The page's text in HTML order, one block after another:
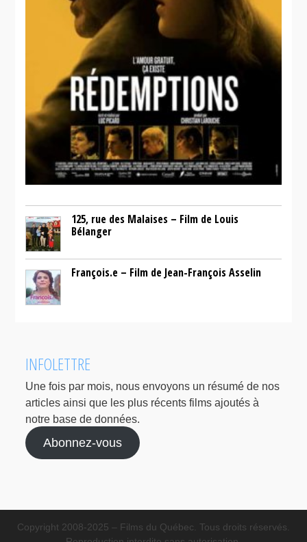
125, rue des Malaises – Film de Louis
Bélanger
François.e – Film de Jean-François Asselin
INFOLETTRE
Une fois par mois, nous envoyons un résumé de nos
articles ainsi que les plus récents films ajoutés à
notre base de données.
Abonnez-vous
Copyright 2008-2025 – Films du Québec. Tous droits réservés.